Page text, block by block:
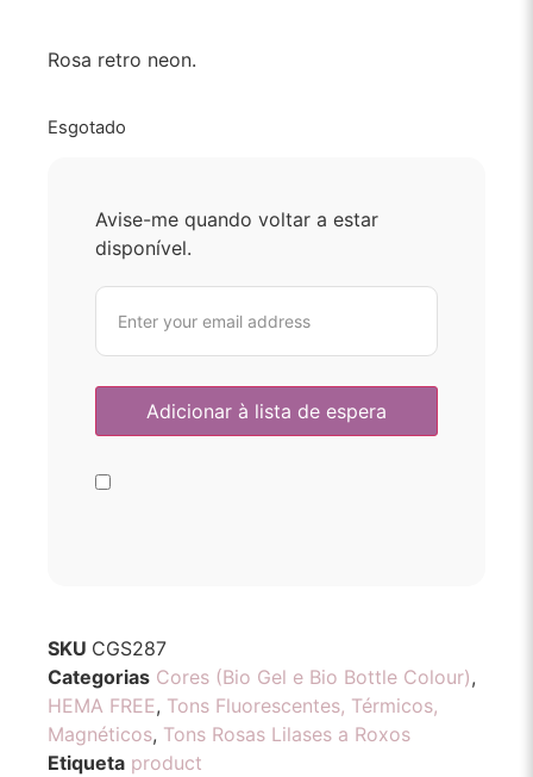
Rosa retro neon.
Esgotado
Avise-me quando voltar a estar
disponível.
SKU CGS287
Categorias Cores (Bio Gel e Bio Bottle Colour),
HEMA FREE, Tons Fluorescentes, Térmicos,
Magnéticos, Tons Rosas Lilases a Roxos
Etiqueta product